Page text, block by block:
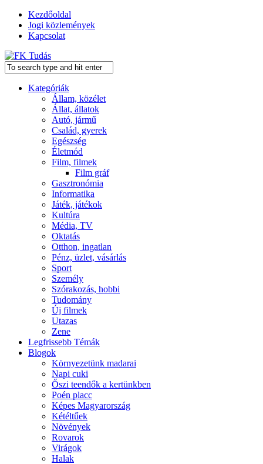
Kezdőoldal
Jogi közlemények
Kapcsolat
Kategóriák
Állam, közélet
Állat, állatok
Autó, jármű
Család, gyerek
Egészség
Életmód
Film, filmek
Film gráf
Gasztronómia
Informatika
Játék, játékok
Kultúra
Média, TV
Oktatás
Otthon, ingatlan
Pénz, üzlet, vásárlás
Sport
Személy
Szórakozás, hobbi
Tudomány
Új filmek
Utazas
Zene
Legfrissebb Témák
Blogok
Környezetünk madarai
Napi cuki
Őszi teendők a kertünkben
Poén placc
Képes Magyarország
Kétéltűek
Növények
Rovarok
Virágok
Halak